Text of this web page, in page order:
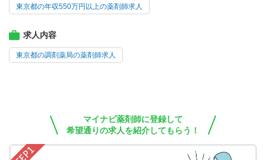
東京都の年収550万円以上の薬剤師求人
求人内容
東京都の調剤薬局の薬剤師求人
マイナビ薬剤師に登録して
希望通りの求人を紹介してもらう！